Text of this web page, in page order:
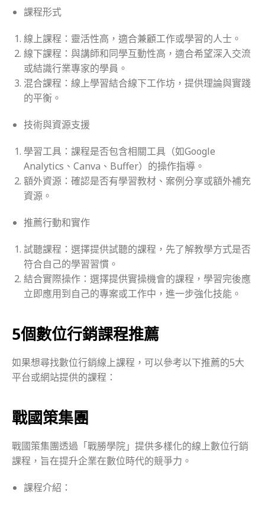
課程形式
線上課程：靈活性高，適合兼顧工作或學習的人士。
線下課程：與講師和同學互動性高，適合希望深入交流
或結識行業專家的學員。
混合課程：線上學習結合線下工作坊，提供理論與實踐
的平衡。
技術與資源支援
學習工具：課程是否包含相關工具（如Google
Analytics、Canva、Buffer）的操作指導。
額外資源：確認是否有學習教材、案例分享或額外補充
資源。
推薦行動和實作
試聽課程：選擇提供試聽的課程，先了解教學方式是否
符合自己的學習習慣。
結合實際操作：選擇提供實操機會的課程，學習完後應
立即應用到自己的專案或工作中，進一步強化技能。
5個數位行銷課程推薦
如果想尋找數位行銷線上課程，可以參考以下推薦的5大
平台或網站提供的課程：
戰國策集團
戰國策集團透過「戰勝學院」提供多樣化的線上數位行銷
課程，旨在提升企業在數位時代的競爭力。
課程介紹：